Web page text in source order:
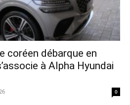
coréen débarque en
à Alpha Hyundai
0